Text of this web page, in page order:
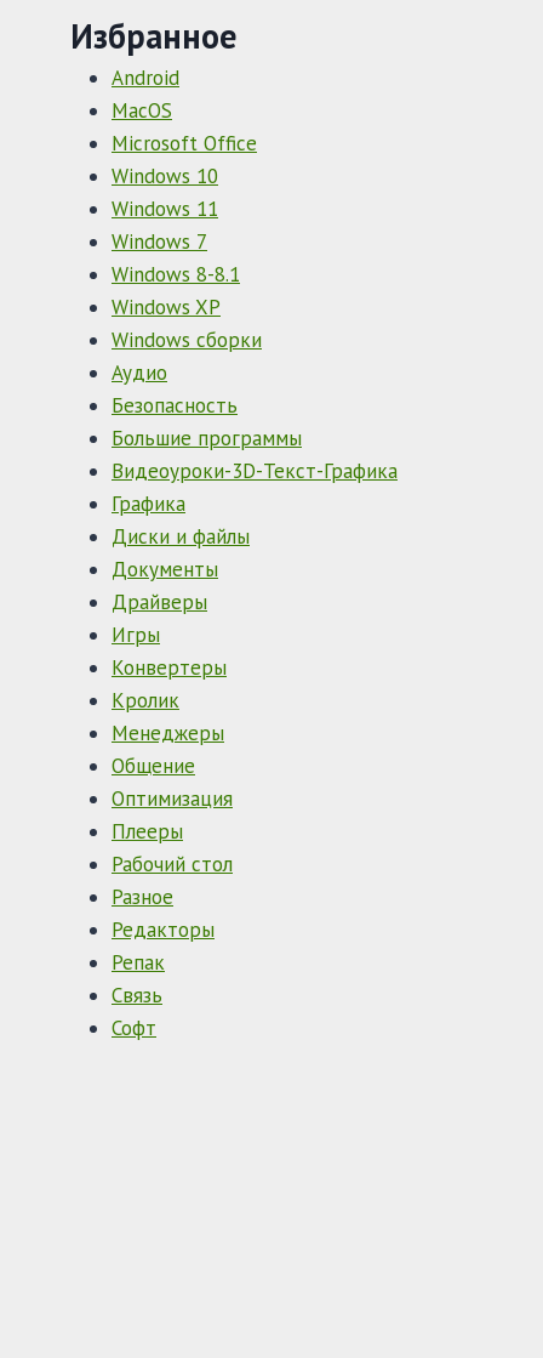
Избранное
Android
MacOS
Microsoft Office
Windows 10
Windows 11
Windows 7
Windows 8-8.1
Windows XP
Windows сборки
Аудио
Безопасность
Большие программы
Видеоуроки-3D-Текст-Графика
Графика
Диски и файлы
Документы
Драйверы
Игры
Конвертеры
Кролик
Менеджеры
Общение
Оптимизация
Плееры
Рабочий стол
Разное
Редакторы
Репак
Связь
Софт